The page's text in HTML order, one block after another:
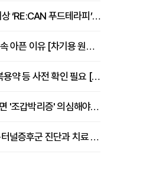
리엔에이치, 암경험자 대상 ‘RE:CAN 푸드테라피’ 운영
허리 MRI는 정상인데 계속 아픈 이유 [차기용 원장 칼럼]
휴가철 건강검진, 금식·복용약 등 사전 확인 필요 [정도감 원장 칼럼]
손발톱 들뜨고 벗겨진다면 '조갑박리증' 의심해야 [김철윤 원장 칼럼]
손 저림 반복된다면 손목터널증후군 진단과 치료 시기 살펴야 [김동현 원장 칼럼]